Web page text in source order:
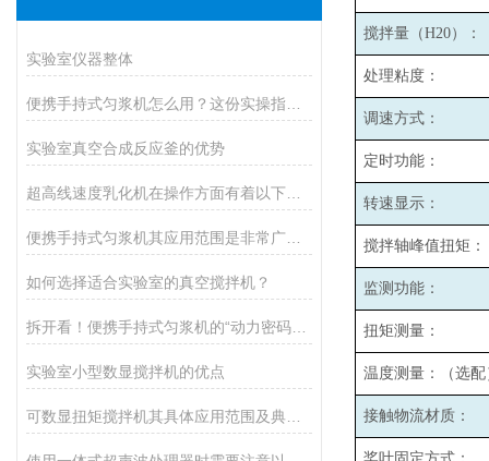
实验室仪器整体
实验室真空合成反应釜的优势
如何选择适合实验室的真空搅拌机？
实验室小型数显搅拌机的优点
搅拌量（H20）：
处理粘度：
调速方式：
定时功能：
转速显示：
搅拌轴峰值扭矩：
监测功能：
扭矩测量：
温度测量：（选配
接触物流材质：